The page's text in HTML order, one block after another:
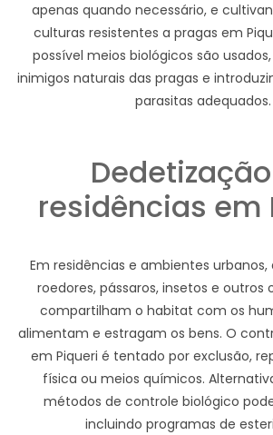
apenas quando necessário, e
culturas resistentes a pragas em
possível meios biológicos são
inimigos naturais das pragas e
parasitas adequados.
residências em
Em residências e ambientes urbanos,
roedores, pássaros, insetos e outros
compartilham o habitat com os
alimentam e estragam os bens. O
em Piqueri é tentado por exclusão,
física ou meios químicos.
métodos de controle biológico
incluindo programas de